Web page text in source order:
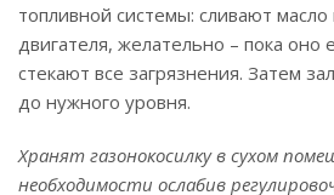
топливной системы: сливают масло
двигателя, желательно – пока оно
стекают все загрязнения. Затем
до нужного уровня.
Хранят газонокосилку в сухом
необходимости ослабив